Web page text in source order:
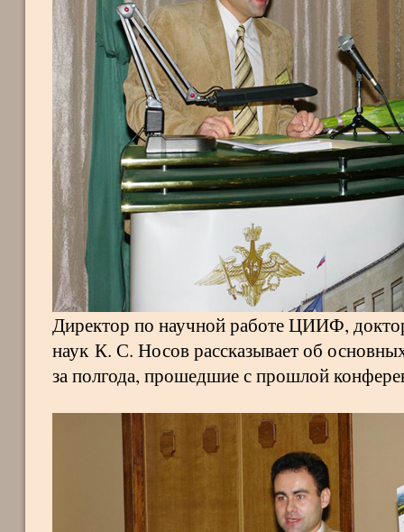
Директор по научной работе ЦИИФ,
наук К. С. Носов рассказывает об
за полгода, прошедшие с прошлой